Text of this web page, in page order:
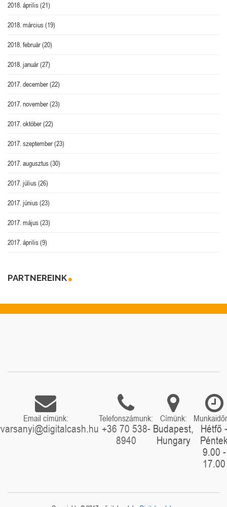
2018. április(21)
2018. március(19)
2018. február(20)
2018. január(27)
2017. december(22)
2017. november(23)
2017. október(22)
2017. szeptember(23)
2017. augusztus(30)
2017. július(26)
2017. június(23)
2017. május(23)
2017. április(9)
PARTNEREINK
Email címünk: Telefonszámunk:
+36 70 538-
8940
Címünk:
Budapest,
Hungary
Hétfő -
9.00 -
17.00